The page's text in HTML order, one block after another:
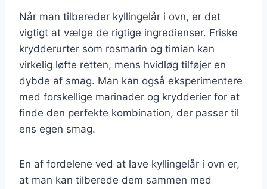
Når man tilbereder kyllingelår i ovn, er det
vigtigt at vælge de rigtige ingredienser. Friske
krydderurter som rosmarin og timian kan
virkelig løfte retten, mens hvidløg tilføjer en
dybde af smag. Man kan også eksperimentere
med forskellige marinader og krydderier for at
finde den perfekte kombination, der passer til
ens egen smag.
En af fordelene ved at lave kyllingelår i ovn er,
at man kan tilberede dem sammen med